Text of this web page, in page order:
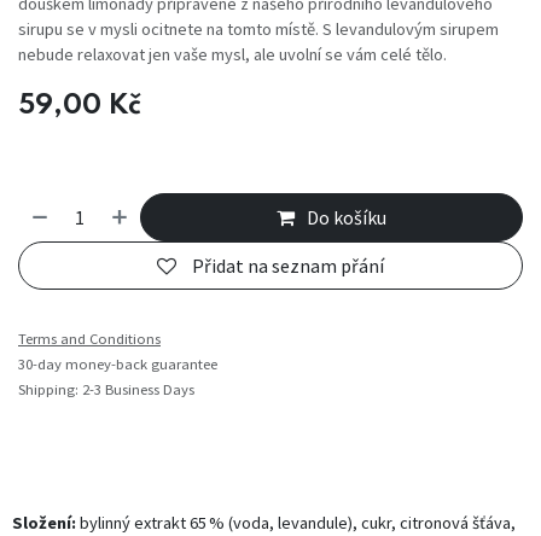
sirupu se v mysli ocitnete na tomto místě. S levandulovým sirupem
nebude relaxovat jen vaše mysl, ale uvolní se vám celé tělo.
59,00 Kč
Do košíku
Přidat na seznam přání
Terms and Conditions
30-day money-back guarantee
Shipping: 2-3 Business Days
Složení:bylinný extrakt 65 % (voda, levandule), cukr, citronová šťáva,